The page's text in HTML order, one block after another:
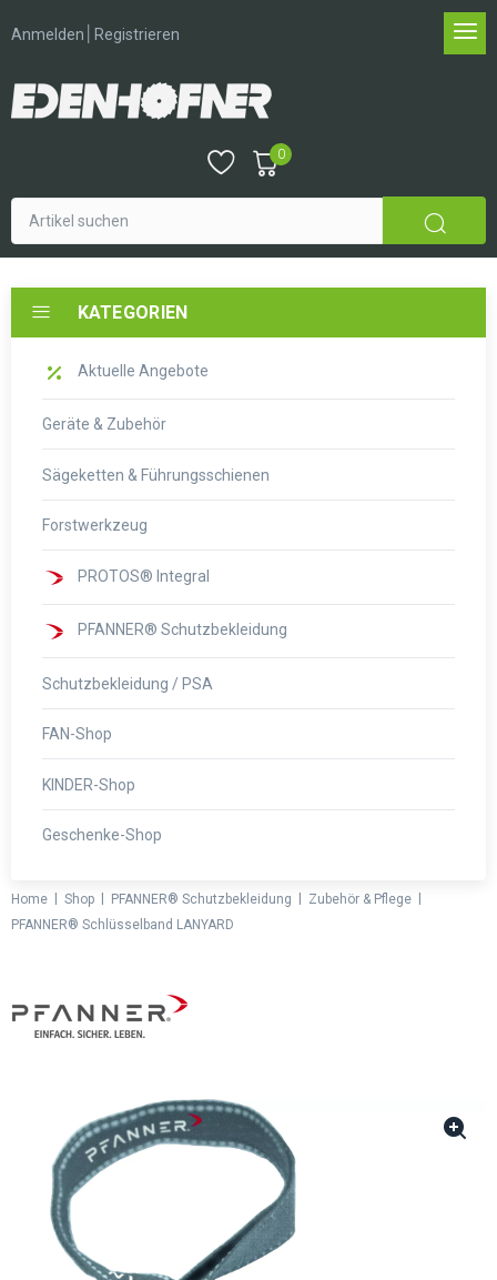
Anmelden Registrieren
0
KATEGORIEN
Aktuelle Angebote
Geräte & Zubehör
Sägeketten & Führungsschienen
Forstwerkzeug
PROTOS® Integral
PFANNER® Schutzbekleidung
Schutzbekleidung / PSA
FAN-Shop
KINDER-Shop
Geschenke-Shop
Home Shop PFANNER® Schutzbekleidung Zubehör & Pflege
PFANNER® Schlüsselband LANYARD